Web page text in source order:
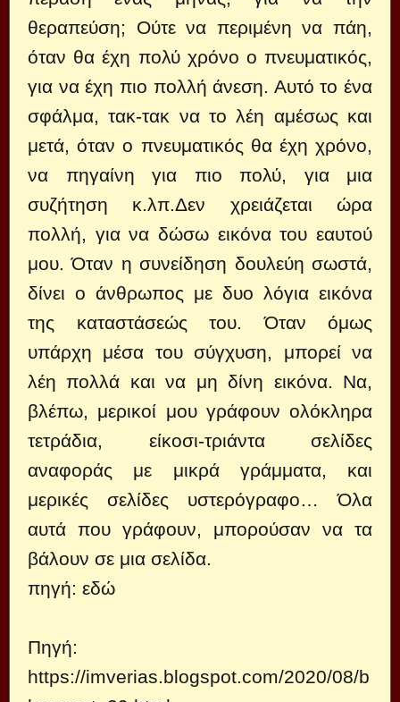
θεραπεύση; Ούτε να περιμένη να πάη,
όταν θα έχη πολύ χρόνο ο πνευματικός,
για να έχη πιο πολλή άνεση. Αυτό το ένα
σφάλμα, τακ-τακ να το λέη αμέσως και
μετά, όταν ο πνευματικός θα έχη χρόνο,
να πηγαίνη για πιο πολύ, για μια
συζήτηση κ.λπ.Δεν χρειάζεται ώρα
πολλή, για να δώσω εικόνα του εαυτού
μου. Όταν η συνείδηση δουλεύη σωστά,
δίνει ο άνθρωπος με δυο λόγια εικόνα
της καταστάσεώς του. Όταν όμως
υπάρχη μέσα του σύγχυση, μπορεί να
λέη πολλά και να μη δίνη εικόνα. Να,
βλέπω, μερικοί μου γράφουν ολόκληρα
τετράδια, είκοσι-τριάντα σελίδες
αναφοράς με μικρά γράμματα, και
μερικές σελίδες υστερόγραφο… Όλα
αυτά που γράφουν, μπορούσαν να τα
βάλουν σε μια σελίδα.
πηγή: εδώ
Πηγή:
https://imverias.blogspot.com/2020/08/b